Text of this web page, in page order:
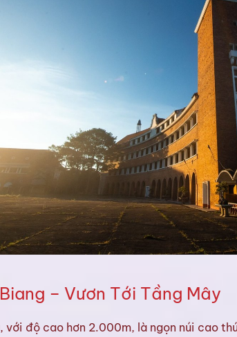
– Vươn Tới Tầng Mây
với độ cao hơn 2.000m, là ngọn núi cao